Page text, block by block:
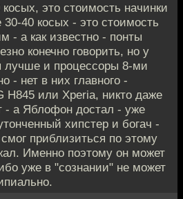
это стоимость начинки
40 косых - это стоимость
- а как известно - понты
конечно говорить, но у
лучше и процессоры 8-ми
- нет в них главного -
H845 или Xperia, никто даже
- а Яблофон достал - уже
хипстер и богач -
приблизиться по этому
Именно поэтому он может
уже в "сознании" не может